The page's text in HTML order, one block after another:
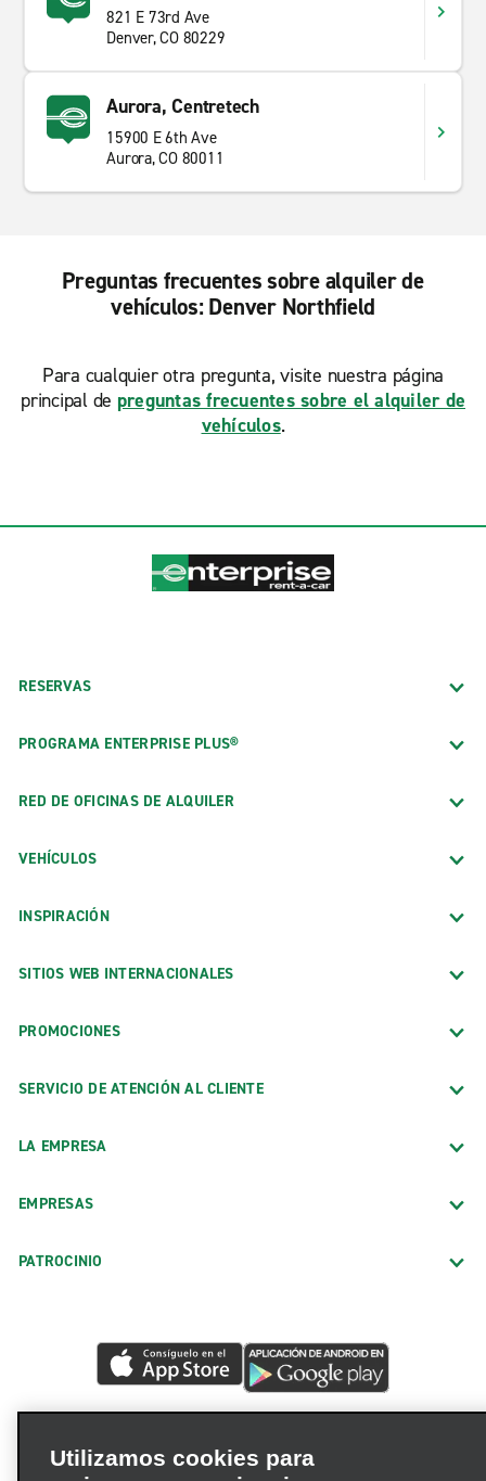
821 E 73rd Ave
Denver, CO 80229
Aurora, Centretech
15900 E 6th Ave
Aurora, CO 80011
Preguntas frecuentes sobre alquiler de
vehículos: Denver Northfield
Para cualquier otra pregunta, visite nuestra página
principal de preguntas frecuentes sobre el alquiler de
vehículos.
RESERVAS
PROGRAMA ENTERPRISE PLUS®
RED DE OFICINAS DE ALQUILER
VEHÍCULOS
INSPIRACIÓN
SITIOS WEB INTERNACIONALES
PROMOCIONES
SERVICIO DE ATENCIÓN AL CLIENTE
LA EMPRESA
EMPRESAS
PATROCINIO
Utilizamos cookies para